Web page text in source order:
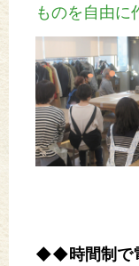
ものを自由に
◆◆時間制で